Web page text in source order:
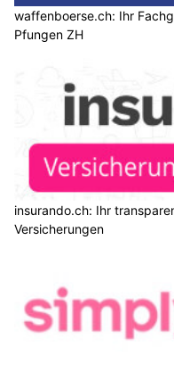
waffenboerse.ch: Ihr
Pfungen ZH
insurando.ch: Ihr
Versicherungen